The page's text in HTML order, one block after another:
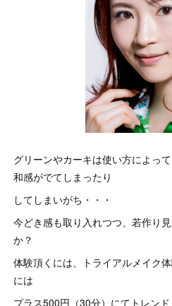
グリーンやカーキは使い方によっ
和感がでてしまったり
してしまいがち・・・
今どき感も取り入れつつ、若作り
か？
体験頂くには、トライアルメイク
には
プラス500円（30分）にてトレン